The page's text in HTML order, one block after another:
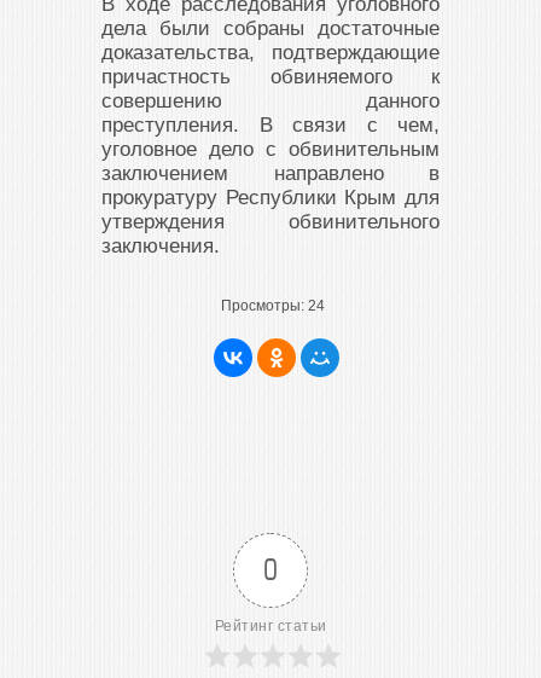
дела были собраны достаточные
доказательства, подтверждающие
причастность обвиняемого к
совершению данного
преступления. В связи с чем,
уголовное дело с обвинительным
заключением направлено в
прокуратуру Республики Крым для
утверждения обвинительного
заключения.
Просмотры: 24
0
Рейтинг статьи